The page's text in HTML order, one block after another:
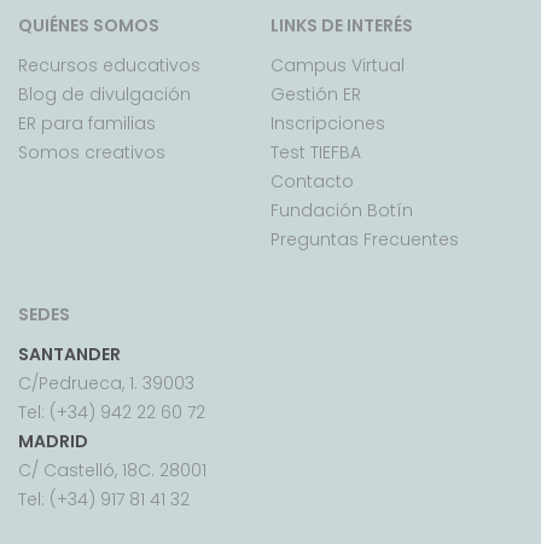
QUIÉNES SOMOS
Recursos educativos
Blog de divulgación
ER para familias
Somos creativos
LINKS DE INTERÉS
Campus Virtual
Gestión ER
Inscripciones
Test TIEFBA
Contacto
Fundación Botín
Preguntas Frecuentes
SEDES
SANTANDER
C/Pedrueca, 1. 39003
Tel: (+34) 942 22 60 72
MADRID
C/ Castelló, 18C. 28001
Tel: (+34) 917 81 41 32